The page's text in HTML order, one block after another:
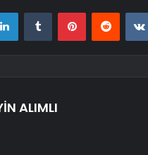
LinkedInTumblr PinterestReddit
ALIMLI